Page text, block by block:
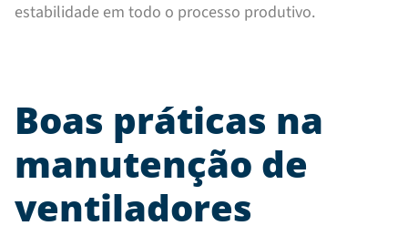
estabilidade em todo o processo produtivo.
Boas práticas na
manutenção de
ventiladores